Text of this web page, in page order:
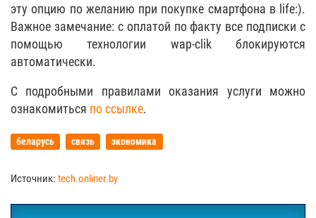
эту опцию по желанию при покупке смартфона в life:).
Важное замечание: с оплатой по факту все подписки с
помощью технологии wap-clik блокируются
автоматически.
С подробными правилами оказания услуги можно
ознакомиться по ссылке.
беларусь связь экономика
Источник: tech.onliner.by